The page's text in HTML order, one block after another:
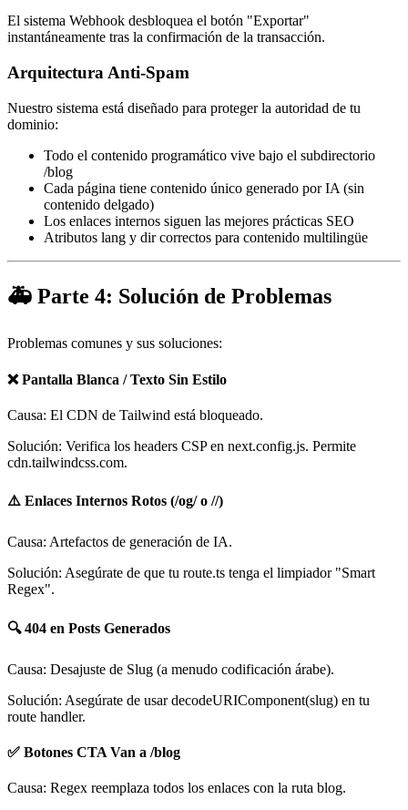
El sistema Webhook desbloquea el botón "Exportar"
instantáneamente tras la confirmación de la transacción.
Arquitectura Anti-Spam
Nuestro sistema está diseñado para proteger la autoridad de tu
dominio:
Todo el contenido programático vive bajo el subdirectorio
/blog
Cada página tiene contenido único generado por IA (sin
contenido delgado)
Los enlaces internos siguen las mejores prácticas SEO
Atributos lang y dir correctos para contenido multilingüe
🚑 Parte 4: Solución de Problemas
Problemas comunes y sus soluciones:
❌ Pantalla Blanca / Texto Sin Estilo
Causa: El CDN de Tailwind está bloqueado.
Solución: Verifica los headers CSP en next.config.js. Permite
cdn.tailwindcss.com.
⚠️ Enlaces Internos Rotos (/og/ o //)
Causa: Artefactos de generación de IA.
Solución: Asegúrate de que tu route.ts tenga el limpiador "Smart
Regex".
🔍 404 en Posts Generados
Causa: Desajuste de Slug (a menudo codificación árabe).
Solución: Asegúrate de usar decodeURIComponent(slug) en tu
route handler.
✅ Botones CTA Van a /blog
Causa: Regex reemplaza todos los enlaces con la ruta blog.